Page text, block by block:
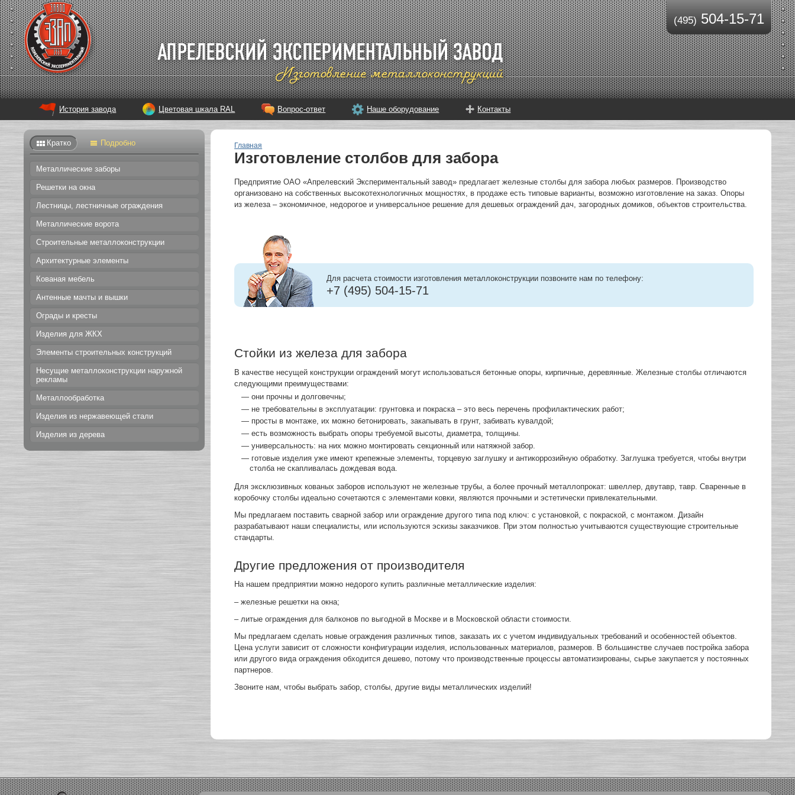
(495)504-15-71
История завода Цветовая шкала RAL Вопрос-ответ Наше оборудование Контакты
Кратко Подробно
Металлические заборы
Решетки на окна
Лестницы, лестничные ограждения
Металлические ворота
Строительные металлоконструкции
Архитектурные элементы
Кованая мебель
Антенные мачты и вышки
Ограды и кресты
Изделия для ЖКХ
Элементы строительных конструкций
Несущие металлоконструкции наружной
рекламы
Металлообработка
Изделия из нержавеющей стали
Изделия из дерева
Главная
Изготовление столбов для забора
Предприятие ОАО «Апрелевский Экспериментальный завод» предлагает железные столбы для забора любых размеров. Производство
организовано на собственных высокотехнологичных мощностях, в продаже есть типовые варианты, возможно изготовление на заказ. Опоры
из железа – экономичное, недорогое и универсальное решение для дешевых ограждений дач, загородных домиков, объектов строительства.
Для расчета стоимости изготовления металлоконструкции позвоните нам по телефону:
+7 (495) 504-15-71
Стойки из железа для забора
В качестве несущей конструкции ограждений могут использоваться бетонные опоры, кирпичные, деревянные. Железные столбы отличаются
следующими преимуществами:
— они прочны и долговечны;
— не требовательны в эксплуатации: грунтовка и покраска – это весь перечень профилактических работ;
— просты в монтаже, их можно бетонировать, закапывать в грунт, забивать кувалдой;
— есть возможность выбрать опоры требуемой высоты, диаметра, толщины.
— универсальность: на них можно монтировать секционный или натяжной забор.
— готовые изделия уже имеют крепежные элементы, торцевую заглушку и антикоррозийную обработку. Заглушка требуется, чтобы внутри
столба не скапливалась дождевая вода.
Для эксклюзивных кованых заборов используют не железные трубы, а более прочный металлопрокат: швеллер, двутавр, тавр. Сваренные в
коробочку столбы идеально сочетаются с элементами ковки, являются прочными и эстетически привлекательными.
Мы предлагаем поставить сварной забор или ограждение другого типа под ключ: с установкой, с покраской, с монтажом. Дизайн
разрабатывают наши специалисты, или используются эскизы заказчиков. При этом полностью учитываются существующие строительные
стандарты.
Другие предложения от производителя
На нашем предприятии можно недорого купить различные металлические изделия:
– железные решетки на окна;
– литые ограждения для балконов по выгодной в Москве и в Московской области стоимости.
Мы предлагаем сделать новые ограждения различных типов, заказать их с учетом индивидуальных требований и особенностей объектов.
Цена услуги зависит от сложности конфигурации изделия, использованных материалов, размеров. В большинстве случаев постройка забора
или другого вида ограждения обходится дешево, потому что производственные процессы автоматизированы, сырье закупается у постоянных
партнеров.
Звоните нам, чтобы выбрать забор, столбы, другие виды металлических изделий!